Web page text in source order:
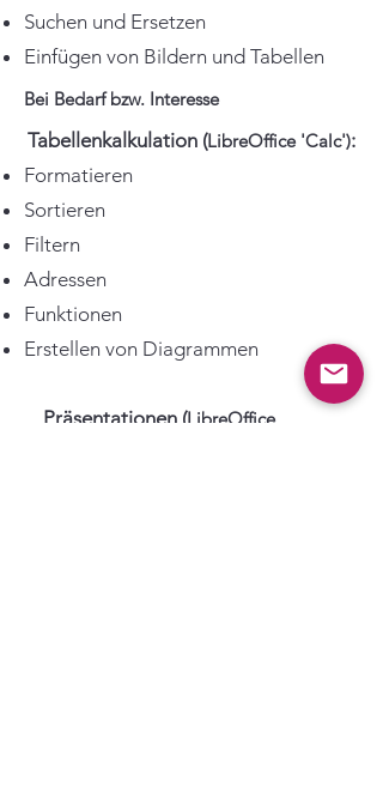
Suchen und Ersetzen
​​Einfügen von Bildern und Tabellen
Bei Bedarf bzw. Interesse
Tabellenkalkulation (LibreOffice 'Calc'):
Formatieren
Sortieren
Filtern
Adressen
Funktionen
Erstellen von Diagrammen
Präsentationen (LibreOffice